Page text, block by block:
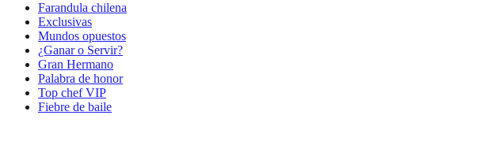
Farandula chilena
Exclusivas
Mundos opuestos
¿Ganar o Servir?
Gran Hermano
Palabra de honor
Top chef VIP
Fiebre de baile